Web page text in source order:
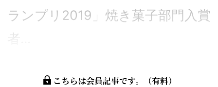
ランプリ2019」焼き菓子部門入賞
者...
こちらは会員記事です。（有料）